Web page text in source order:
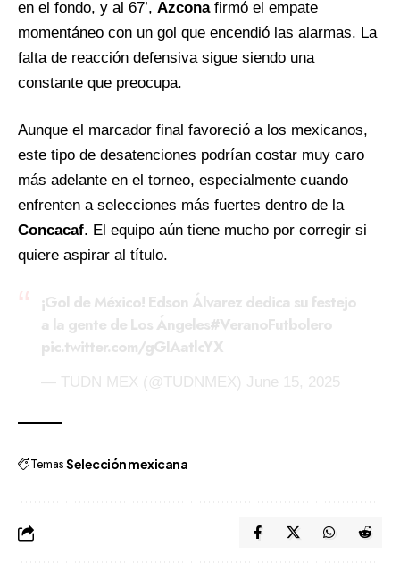
en el fondo, y al 67’, Azconafirmó el empate
momentáneo con un gol que encendió las alarmas. La
falta de reacción defensiva sigue siendo una
constante que preocupa.
Aunque el marcador final favoreció a los mexicanos,
este tipo de desatenciones podrían costar muy caro
más adelante en el torneo, especialmente cuando
enfrenten a selecciones más fuertes dentro de la
Concacaf. El equipo aún tiene mucho por corregir si
quiere aspirar al título.
¡Gol de México! Edson Álvarez dedica su festejo
a la gente de Los Ángeles#VeranoFutbolero
pic.twitter.com/gGIAatlcYX
— TUDN MEX (@TUDNMEX) June 15, 2025
TemasSelección mexicana